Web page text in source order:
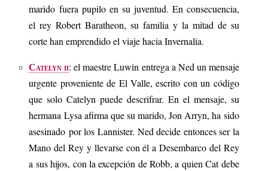
marido fuera pupilo en su juventud. En consecuencia,
el rey Robert Baratheon, su familia y la mitad de su
corte han emprendido el viaje hacia Invernalia.
Catelyn ii: el maestre Luwin entrega a Ned un mensaje
urgente proveniente de El Valle, escrito con un código
que solo Catelyn puede descrifrar. En el mensaje, su
hermana Lysa afirma que su marido, Jon Arryn, ha sido
asesinado por los Lannister. Ned decide entonces ser la
Mano del Rey y llevarse con él a Desembarco del Rey
a sus hijos, con la excepción de Robb, a quien Cat debe